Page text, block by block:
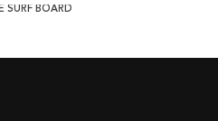
SURF BOARD